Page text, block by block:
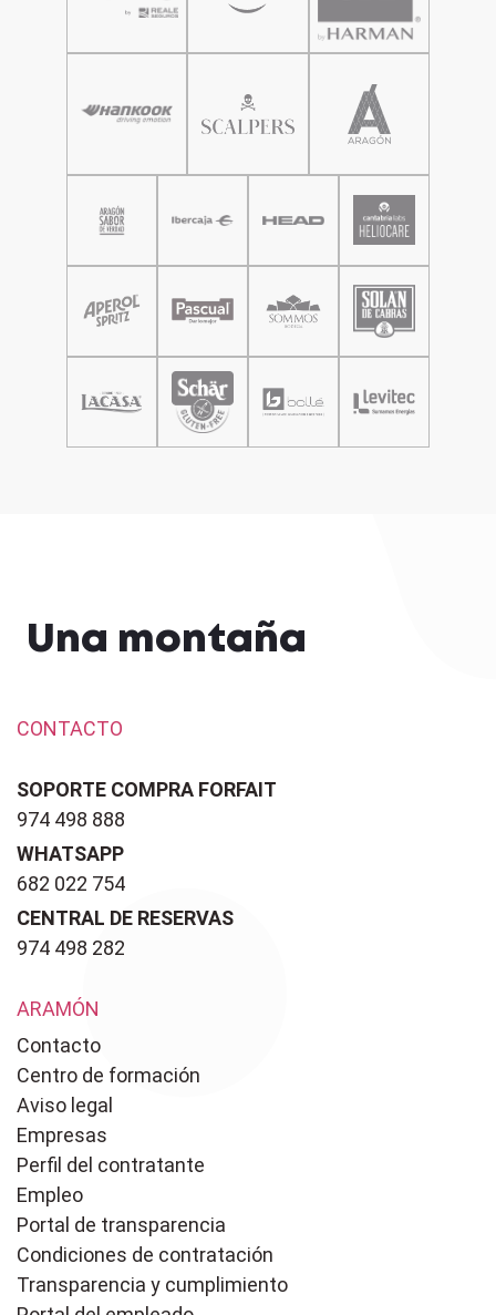
Una montaña
CONTACTO
SOPORTE COMPRA FORFAIT
974 498 888
WHATSAPP
682 022 754
CENTRAL DE RESERVAS
974 498 282
ARAMÓN
Contacto
Centro de formación
Aviso legal
Empresas
Perfil del contratante
Empleo
Portal de transparencia
Condiciones de contratación
Transparencia y cumplimiento